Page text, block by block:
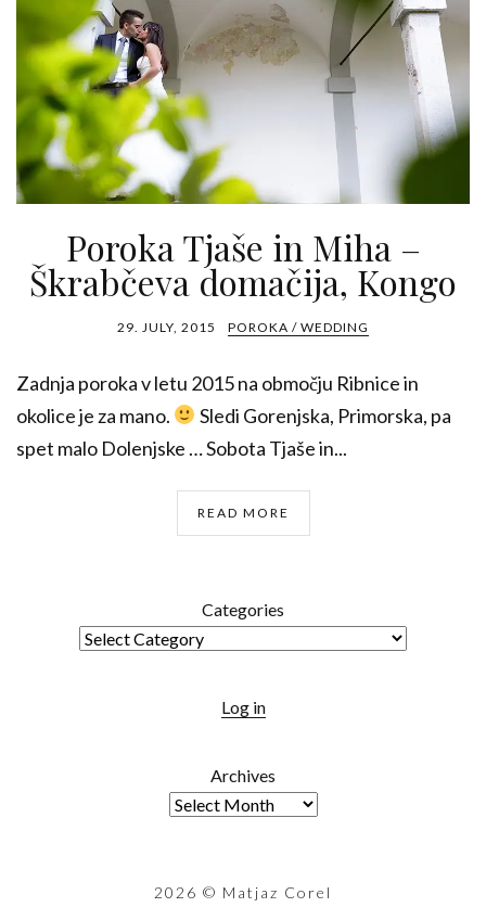
Poroka Tjaše in Miha –
Škrabčeva domačija, Kongo
29. JULY, 2015 POROKA / WEDDING
Zadnja poroka v letu 2015 na območju Ribnice in
okolice je za mano.
Sledi Gorenjska, Primorska, pa
spet malo Dolenjske … Sobota Tjaše in...
READ MORE
Categories
Log in
Archives
2026 © Matjaz Corel